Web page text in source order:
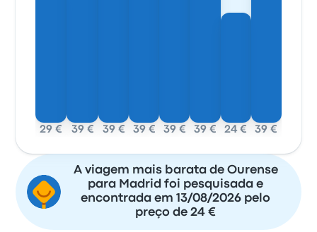
29 € 39 € 39 € 39 € 39 € 39 € 24 € 39 €
A viagem mais barata de Ourense
para Madrid foi pesquisada e
encontrada em 13/08/2026 pelo
preço de 24 €